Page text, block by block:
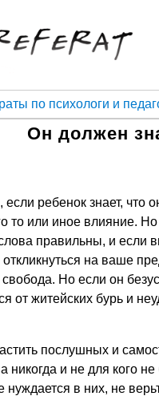
по психологи и
Он должен
если ребенок знает,
то или иное влияние.
правильны, и если
откликнуться на ваше
Но если он
от житейских бурь и
послушных и
никогда и не для кого
нуждается в них, не